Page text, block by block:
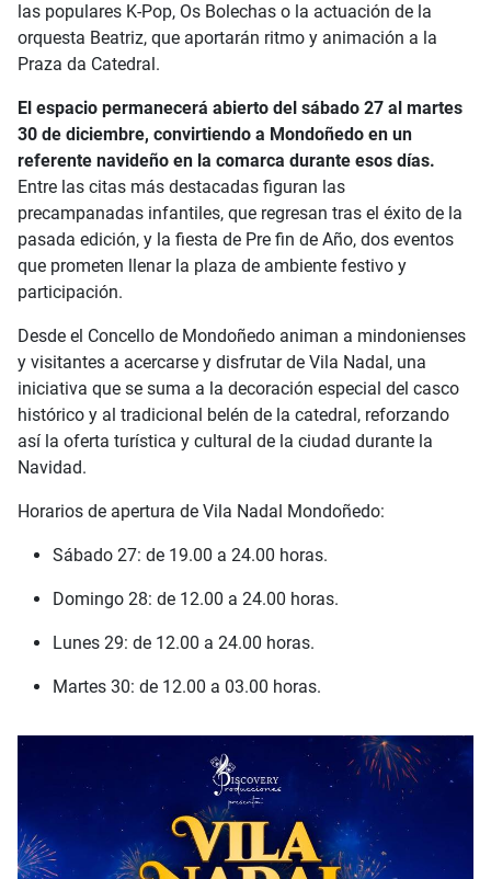
las populares K-Pop, Os Bolechas o la actuación de la
orquesta Beatriz, que aportarán ritmo y animación a la
Praza da Catedral.
El espacio permanecerá abierto del sábado 27 al martes
30 de diciembre, convirtiendo a Mondoñedo en un
referente navideño en la comarca durante esos días.
Entre las citas más destacadas figuran las
precampanadas infantiles, que regresan tras el éxito de la
pasada edición, y la fiesta de Pre fin de Año, dos eventos
que prometen llenar la plaza de ambiente festivo y
participación.
Desde el Concello de Mondoñedo animan a mindonienses
y visitantes a acercarse y disfrutar de Vila Nadal, una
iniciativa que se suma a la decoración especial del casco
histórico y al tradicional belén de la catedral, reforzando
así la oferta turística y cultural de la ciudad durante la
Navidad.
Horarios de apertura de Vila Nadal Mondoñedo:
Sábado 27: de 19.00 a 24.00 horas.
Domingo 28: de 12.00 a 24.00 horas.
Lunes 29: de 12.00 a 24.00 horas.
Martes 30: de 12.00 a 03.00 horas.